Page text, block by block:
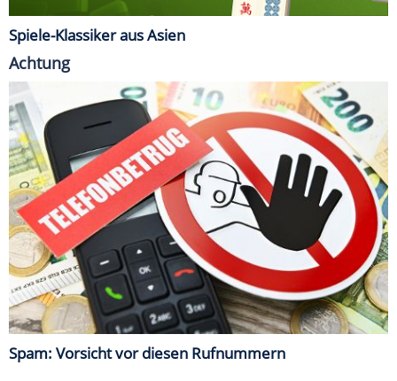
Spiele-Klassiker aus Asien
Achtung
Spam: Vorsicht vor diesen Rufnummern